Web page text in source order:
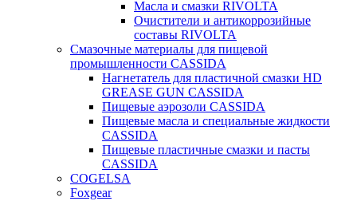
Масла и смазки RIVOLTA
Очистители и антикоррозийные
составы RIVOLTA
Смазочные материалы для пищевой
промышленности CASSIDA
Нагнетатель для пластичной смазки HD
GREASE GUN CASSIDA
Пищевые аэрозоли CASSIDA
Пищевые масла и специальные жидкости
CASSIDA
Пищевые пластичные смазки и пасты
CASSIDA
COGELSA
Foxgear